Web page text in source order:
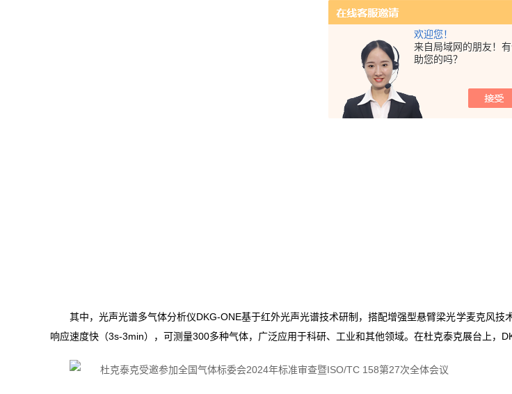
欢迎您！
来自局域网的朋友！
助您的吗？
其中，光声光谱多气体分析仪DKG-ONE基于红外光声光谱技术研制，搭配增强型悬臂梁光学麦克风
响应速度快（3s-3min），可测量300多种气体，广泛应用于科研、工业和其他领域。在杜克泰克展台上，